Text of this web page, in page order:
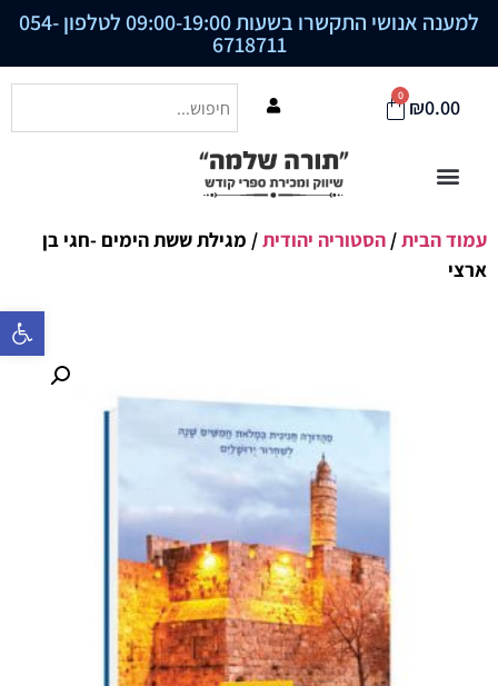
פתח סרגל
למענה אנושי התקשרו בשעות 09:00-19:00 לטלפון 054-
6718711
₪0.00
0
עמוד הבית/ הסטוריה יהודית/ מגילת ששת הימים -חגי בן
ארצי